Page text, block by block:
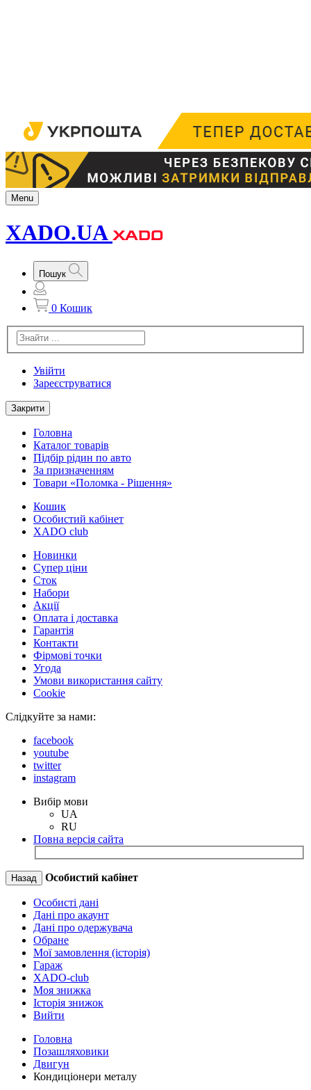
Menu
XADO.UA
Пошук
0 Кошик
Увійти
Зареєструватися
Закрити
Головна
Каталог товарів
Підбір рідин по авто
За призначенням
Товари «Поломка - Рішення»
Кошик
Особистий кабінет
XADO club
Новинки
Cупер ціни
Сток
Набори
Акції
Оплата і доставка
Гарантія
Контакти
Фірмові точки
Угода
Умови використання сайту
Cookie
Слідкуйте за нами:
facebook
youtube
twitter
instagram
Вибір мови
UA
RU
Повна версія сайта
Назад Особистий кабінет
Особисті дані
Дані про акаунт
Дані про одержувача
Обране
Мої замовлення (історія)
Гараж
XADO-club
Моя знижка
Історія знижок
Вийти
Головна
Позашляховики
Двигун
Кондиціонери металу